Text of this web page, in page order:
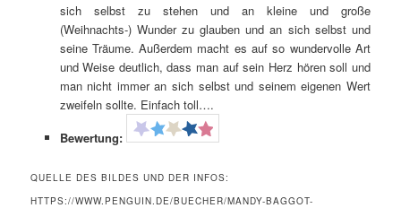
sich selbst zu stehen und an kleine und große
(Weihnachts-) Wunder zu glauben und an sich selbst und
seine Träume. Außerdem macht es auf so wundervolle Art
und Weise deutlich, dass man auf sein Herz hören soll und
man nicht immer an sich selbst und seinem eigenen Wert
zweifeln sollte. Einfach toll….
Bewertung:
QUELLE DES BILDES UND DER INFOS:
HTTPS://WWW.PENGUIN.DE/BUECHER/MANDY-BAGGOT-